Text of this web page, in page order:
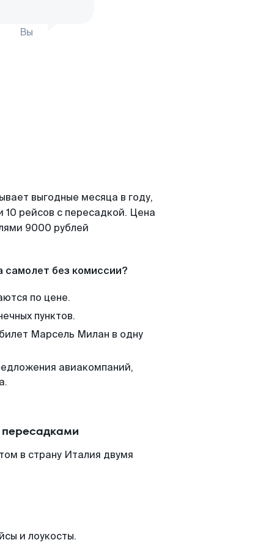
Вы
выгодные месяца в году,
рейсов с пересадкой. Цена
9000 рублей
самолет без комиссии?
по цене.
пунктов.
Марсель Милан в одну
авиакомпаний,
в страну Италия двумя
и лоукосты.